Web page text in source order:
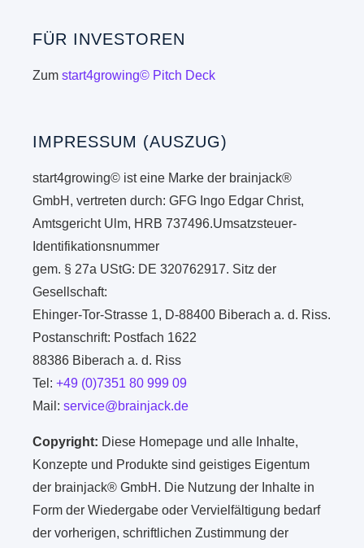
FÜR INVESTOREN
Zumstart4growing© Pitch Deck
IMPRESSUM (AUSZUG)
start4growing© ist eine Marke der brainjack®
GmbH, vertreten durch: GFG Ingo Edgar Christ,
Amtsgericht Ulm, HRB 737496.Umsatzsteuer-
Identifikationsnummer
gem. § 27a UStG: DE 320762917. Sitz der
Gesellschaft:
Ehinger-Tor-Strasse 1, D-88400 Biberach a. d. Riss.
Postanschrift: Postfach 1622
88386 Biberach a. d. Riss
Tel:+49 (0)7351 80 999 09
Mail:service@brainjack.de
Copyright: Diese Homepage und alle Inhalte,
Konzepte und Produkte sind geistiges Eigentum
der brainjack® GmbH. Die Nutzung der Inhalte in
Form der Wiedergabe oder Vervielfältigung bedarf
der vorherigen, schriftlichen Zustimmung der